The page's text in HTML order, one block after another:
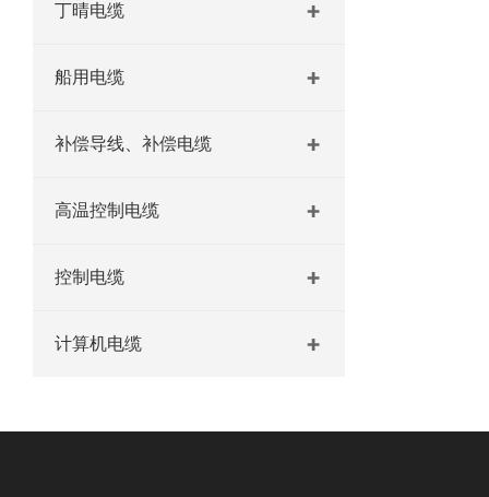
丁晴电缆
船用电缆
补偿导线、补偿电缆
高温控制电缆
控制电缆
计算机电缆